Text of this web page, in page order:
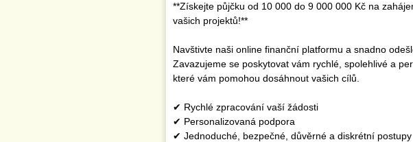
**Získejte půjčku od 10 000 do 9 000 000 Kč na
vašich projektů!**
Navštivte naši online finanční platformu a snadno
Zavazujeme se poskytovat vám rychlé, spolehlivé a
které vám pomohou dosáhnout vašich cílů.
✔ Rychlé zpracování vaší žádosti
✔ Personalizovaná podpora
✔ Jednoduché, bezpečné, důvěrné a diskrétní postupy